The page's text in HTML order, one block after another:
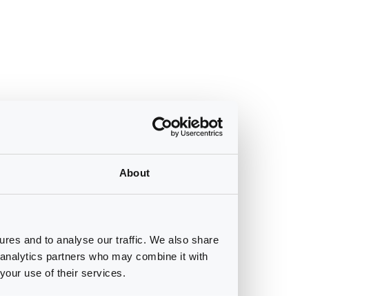
About
and to analyse our traffic. We also share
partners who may combine it with
use of their services.